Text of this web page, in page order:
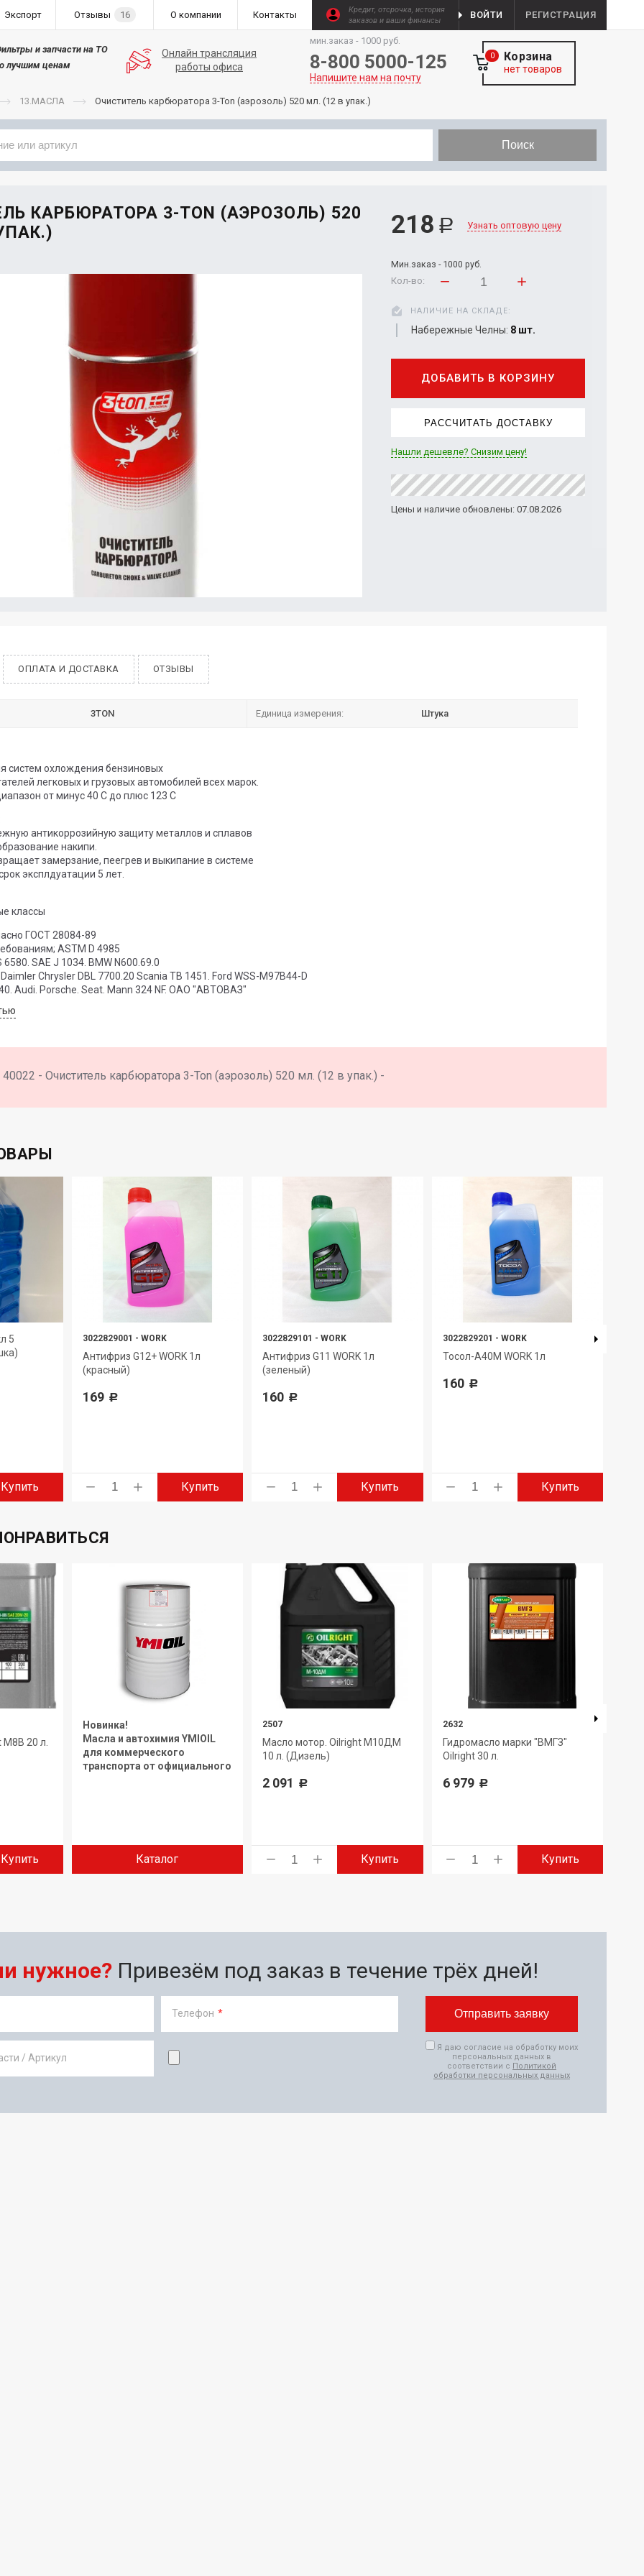
Экспорт Отзывы 16 О компании Контакты
Кредит, отсрочка, история
заказов и ваши финансы
ВОЙТИ РЕГИСТРАЦИЯ
и запчасти на ТО
лучшим ценам
Онлайн трансляция
работы офиса
мин.заказ - 1000 руб.
8-800 5000-125
Напишите нам на почту
Корзина
0
нет товаров
13.МАСЛА Очиститель карбюратора 3-Ton (аэрозоль) 520 мл. (12 в упак.)
Поиск
КАРБЮРАТОРА 3-TON (АЭРОЗОЛЬ) 520
218 Р Узнать оптовую цену
Мин.заказ - 1000 руб.
Кол-во:
НАЛИЧИЕ НА СКЛАДЕ:
Набережные Челны: 8 шт.
ДОБАВИТЬ В КОРЗИНУ
РАССЧИТАТЬ ДОСТАВКУ
Нашли дешевле? Снизим цену!
Цены и наличие обновлены: 07.08.2026
ОПЛАТА И ДОСТАВКА ОТЗЫВЫ
3TON Единица измерения: Штука
систем охлождения бензиновых
легковых и грузовых автомобилей всех марок.
от минус 40 С до плюс 123 С
антикоррозийную защиту металлов и сплавов
накипи.
замерзание, пеегрев и выкипание в системе
эксплдуатации 5 лет.
классы
ГОСТ 28084-89
ASTM D 4985
D 3306 D 4556? BS 6580. SAE J 1034. BMW N600.69.0
Chrysler DBL 7700.20 Scania TB 1451. Ford WSS-M97B44-D
Audi. Porsche. Seat. Mann 324 NF. ОАО "АВТОВАЗ"
40022 - Очиститель карбюратора 3-Ton (аэрозоль) 520 мл. (12 в упак.) -
5
Купить
3022829001 - WORK
Антифриз G12+ WORK 1л
(красный)
169 Р
Купить
3022829101 - WORK
Антифриз G11 WORK 1л
(зеленый)
160 Р
Купить
3022829201 - WORK
Тосол-А40М WORK 1л
160 Р
Купить
М8В 20 л.
Купить
Новинка!
Масла и автохимия YMIOIL
для коммерческого
транспорта от официального
Каталог
2507
Масло мотор. Oilright М10ДМ
10 л. (Дизель)
2 091 Р
Купить
2632
Гидромасло марки "ВМГЗ"
Oilright 30 л.
6 979 Р
Купить
нужное? Привезём под заказ в течение трёх дней!
Телефон *
/ Артикул
Я даю согласие на обработку моих
персональных данных в
соответствии с Политикой
обработки персональных данных